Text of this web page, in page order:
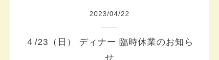
2023/04/22
４/23（日） ディナー 臨時休業のお知ら
せ